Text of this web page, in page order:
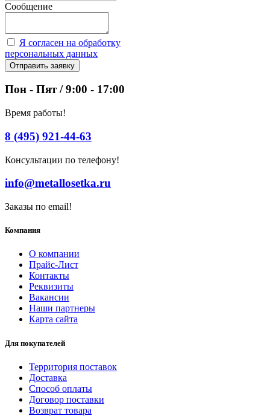
Сообщение
Я согласен на обработку
персональных данных
Отправить заявку
Пон - Пят / 9:00 - 17:00
Время работы!
8 (495) 921-44-63
Консультации по телефону!
info@metallosetka.ru
Заказы по email!
Компания
О компании
Прайс-Лист
Контакты
Реквизиты
Вакансии
Наши партнеры
Карта сайта
Для покупателей
Территория поставок
Доставка
Способ оплаты
Договор поставки
Возврат товара